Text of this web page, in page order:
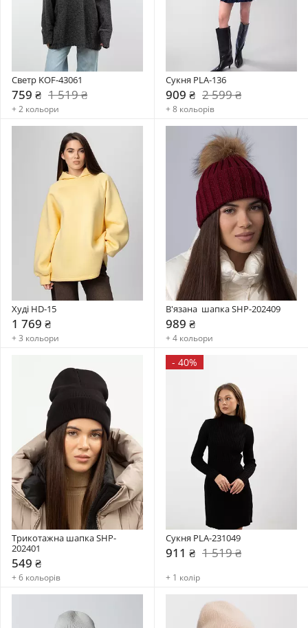
Светр KOF-43061
759 ₴ 1 519 ₴
+ 2 кольори
Сукня PLA-136
909 ₴ 2 599 ₴
+ 8 кольорів
Худі HD-15
1 769 ₴
+ 3 кольори
В'язана  шапка SHP-202409
989 ₴
+ 4 кольори
Трикотажна шапка SHP-
202401
549 ₴
+ 6 кольорів
- 40%
Сукня PLA-231049
911 ₴ 1 519 ₴
+ 1 колір